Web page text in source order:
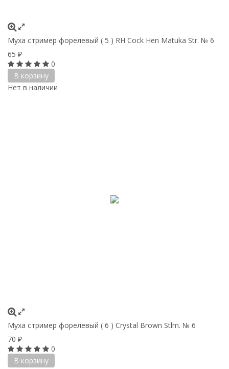
Муха стример форелевый ( 5 ) RH Cock Hen Matuka Str. № 6
65 ₽
0
В корзину
Нет в наличии
Муха стример форелевый ( 6 ) Crystal Brown Stlm. № 6
70 ₽
0
В корзину